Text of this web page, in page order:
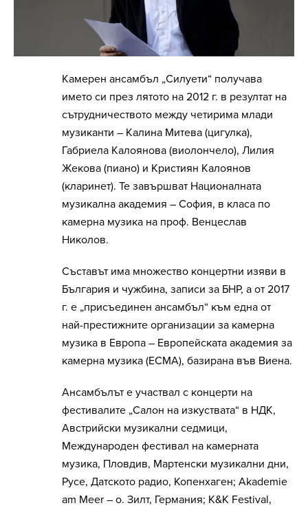
Камерен ансамбъл „Силуети“ получава
името си през лятото на 2012 г. в резултат на
сътрудничеството между четирима млади
музиканти – Калина Митева (цигулка),
Габриела Калоянова (виолончело), Лилия
Жекова (пиано) и Кристиян Калоянов
(кларинет). Те завършват Националната
музикална академия – София, в класа по
камерна музика на проф. Венцеслав
Николов.
Съставът има множество концертни изяви в
България и чужбина, записи за БНР, а от 2017
г. е „присъединен ансамбъл“ към една от
най-престижните организации за камерна
музика в Европа – Европейската академия за
камерна музика (ECMA), базирана във Виена.
Ансамбълът е участвал с концерти на
фестивалите „Салон на изкуствата“ в НДК,
Австрийски музикални седмици,
Международен фестивал на камерната
музика, Пловдив, Мартенски музикални дни,
Русе, Датското радио, Копенхаген; Akademie
am Meer – о. Зилт, Германия; K&K Festival,